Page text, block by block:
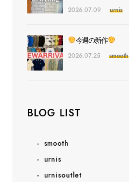
2026.07.09 urnis
今週の新作
2026.07.25 smooth
BLOG LIST
smooth
urnis
urnisoutlet